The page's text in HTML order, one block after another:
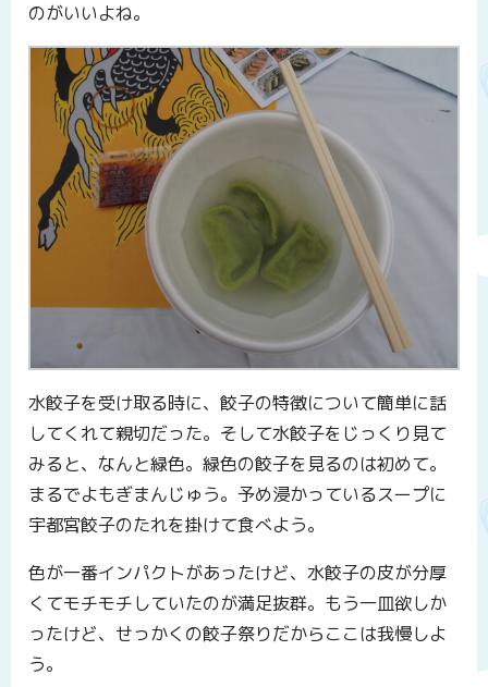
のがいいよね。
水餃子を受け取る時に、餃子の特徴について簡単に話
してくれて親切だった。そして水餃子をじっくり見て
みると、なんと緑色。緑色の餃子を見るのは初めて。
まるでよもぎまんじゅう。予め浸かっているスープに
宇都宮餃子のたれを掛けて食べよう。
色が一番インパクトがあったけど、水餃子の皮が分厚
くてモチモチしていたのが満足抜群。もう一皿欲しか
ったけど、せっかくの餃子祭りだからここは我慢しよ
う。